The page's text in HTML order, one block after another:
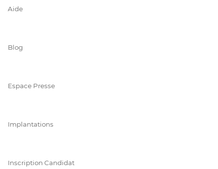
Aide
Blog
Espace Presse
Implantations
Inscription Candidat